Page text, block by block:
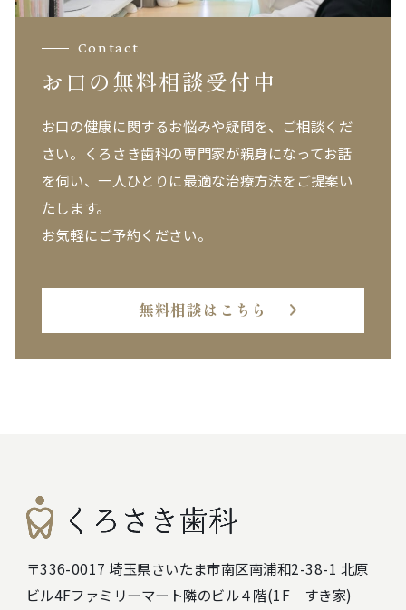
Contact
お口の無料相談受付中
お口の健康に関するお悩みや疑問を、ご相談くだ
さい。 くろさき歯科の専門家が親身になってお話
を伺い、一人ひとりに最適な治療方法をご提案い
たします。
お気軽にご予約ください。
無料相談はこちら
〒336-0017 埼玉県さいたま市南区南浦和2-38-1 北原
ビル4Fファミリーマート隣のビル４階(1F すき家)